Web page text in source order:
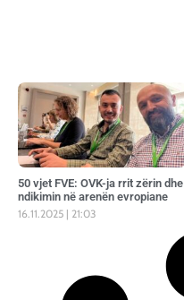
50 vjet FVE: OVK-ja rrit zërin dhe
ndikimin në arenën evropiane
16.11.2025
21:03